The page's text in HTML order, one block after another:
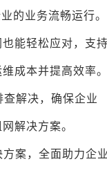
的业务流畅运行。
能轻松应对，支持
成本并提高效率。
解决，确保企业
解决方案。
案，全面助力企业